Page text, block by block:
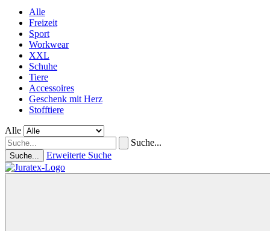
Alle
Freizeit
Sport
Workwear
XXL
Schuhe
Tiere
Accessoires
Geschenk mit Herz
Stofftiere
Alle
Suche...
Suche... Erweiterte Suche